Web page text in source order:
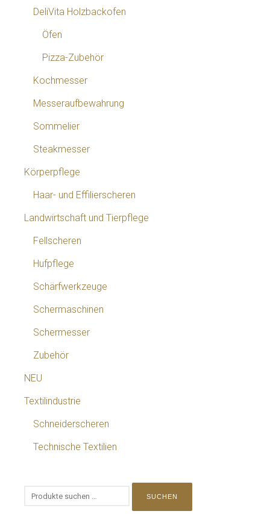
DeliVita Holzbackofen
Öfen
Pizza-Zubehör
Kochmesser
Messeraufbewahrung
Sommelier
Steakmesser
Körperpflege
Haar- und Effilierscheren
Landwirtschaft und Tierpflege
Fellscheren
Hufpflege
Schärfwerkzeuge
Schermaschinen
Schermesser
Zubehör
NEU
Textilindustrie
Schneiderscheren
Technische Textilien
SUCHEN